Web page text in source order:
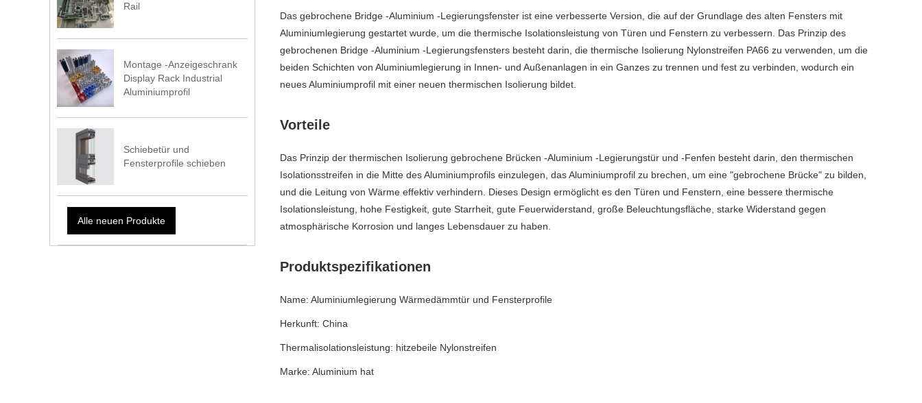
Rail
Montage -Anzeigeschrank
Display Rack Industrial
Aluminiumprofil
Schiebetür und
Fensterprofile schieben
Alle neuen Produkte
Das gebrochene Bridge -Aluminium -Legierungsfenster ist eine verbesserte Version, die auf der Grundlage des alten Fensters mit
Aluminiumlegierung gestartet wurde, um die thermische Isolationsleistung von Türen und Fenstern zu verbessern. Das Prinzip des
gebrochenen Bridge -Aluminium -Legierungsfensters besteht darin, die thermische Isolierung Nylonstreifen PA66 zu verwenden, um die
beiden Schichten von Aluminiumlegierung in Innen- und Außenanlagen in ein Ganzes zu trennen und fest zu verbinden, wodurch ein
neues Aluminiumprofil mit einer neuen thermischen Isolierung bildet.
Vorteile
Das Prinzip der thermischen Isolierung gebrochene Brücken -Aluminium -Legierungstür und -Fenfen besteht darin, den thermischen
Isolationsstreifen in die Mitte des Aluminiumprofils einzulegen, das Aluminiumprofil zu brechen, um eine "gebrochene Brücke" zu bilden,
und die Leitung von Wärme effektiv verhindern. Dieses Design ermöglicht es den Türen und Fenstern, eine bessere thermische
Isolationsleistung, hohe Festigkeit, gute Starrheit, gute Feuerwiderstand, große Beleuchtungsfläche, starke Widerstand gegen
atmosphärische Korrosion und langes Lebensdauer zu haben.
Produktspezifikationen
Name: Aluminiumlegierung Wärmedämmtür und Fensterprofile
Herkunft: China
Thermalisolationsleistung: hitzebeile Nylonstreifen
Marke: Aluminium hat